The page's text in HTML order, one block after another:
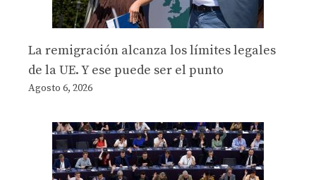
La remigración alcanza los límites legales
de la UE. Y ese puede ser el punto
Agosto 6, 2026